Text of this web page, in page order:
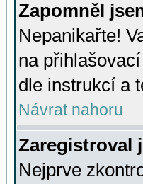
Zapomněl
Nepanikařte!
na
dle instrukcí a
Návrat nahoru
Zaregistroval
Nejprve